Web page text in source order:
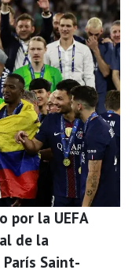
por la UEFA
de la
París Saint-